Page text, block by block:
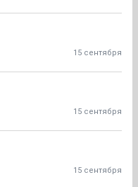
15 сентября
15 сентября
15 сентября